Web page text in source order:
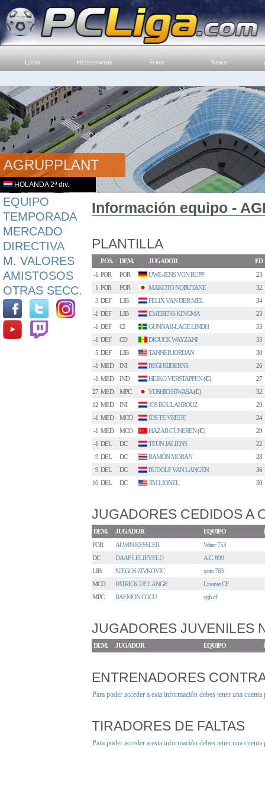
Login Registrarme Foro News
AGRUPPLANT
HOLANDA 2ª div.
EQUIPO
TEMPORADA
MERCADO
DIRECTIVA
M. VALORES
AMISTOSOS
OTRAS SECC.
Información equipo -
PLANTILLA
POS. DEM. JUGADOR
ED
-1 POR POR UWE-JENS VON RUPP
23
1 POR POR MAKOTO NOBUTANE
32
3 DEF LIB FELIX VAN DER MEL
34
-1 DEF LIB EMERENS KINGMA
23
-1 DEF CI GUNNAR-LAGE LINDH
33
-1 DEF CD DIOUCK WAYZANI
33
5 DEF LIB TANNER JORDAN
30
-1 MED INI REGI RIJDERNS
26
-1 MED IND HEIKO VERSTAPPEN(C)
27
27 MED MPC YOSHIO HIWASA(C)
32
12 MED INI JOS BOULAHROUZ
29
-1 MED MCO IDS TE VREDE
24
-1 MED MCO HAZAR GÜNEREN(C)
29
-1 DEL DC TEUN JALIENS
22
9 DEL DC RAMÓN MORAN
28
9 DEL DC RUDOLF VAN LANGEN
36
10 DEL DC JIM LIONEL 30
JUGADORES CEDIDOS A
DEM. JUGADOR EQUIPO
POR
ALWIN KESSLER
Watar 753
DC
DAAF LELIEVELD
A.C. 899
LIB
NJEGOS ZIVKOVIC
xoto 763
MCD
PATRICK DE LANGE
Linense CF
MPC
RAEMON COCU cgh cf
JUGADORES JUVENILES
DEM. JUGADOR EQUIPO
ENTRENADORES
Para poder acceder a esta información debes tener una
TIRADORES DE FALTAS
Para poder acceder a esta información debes tener una